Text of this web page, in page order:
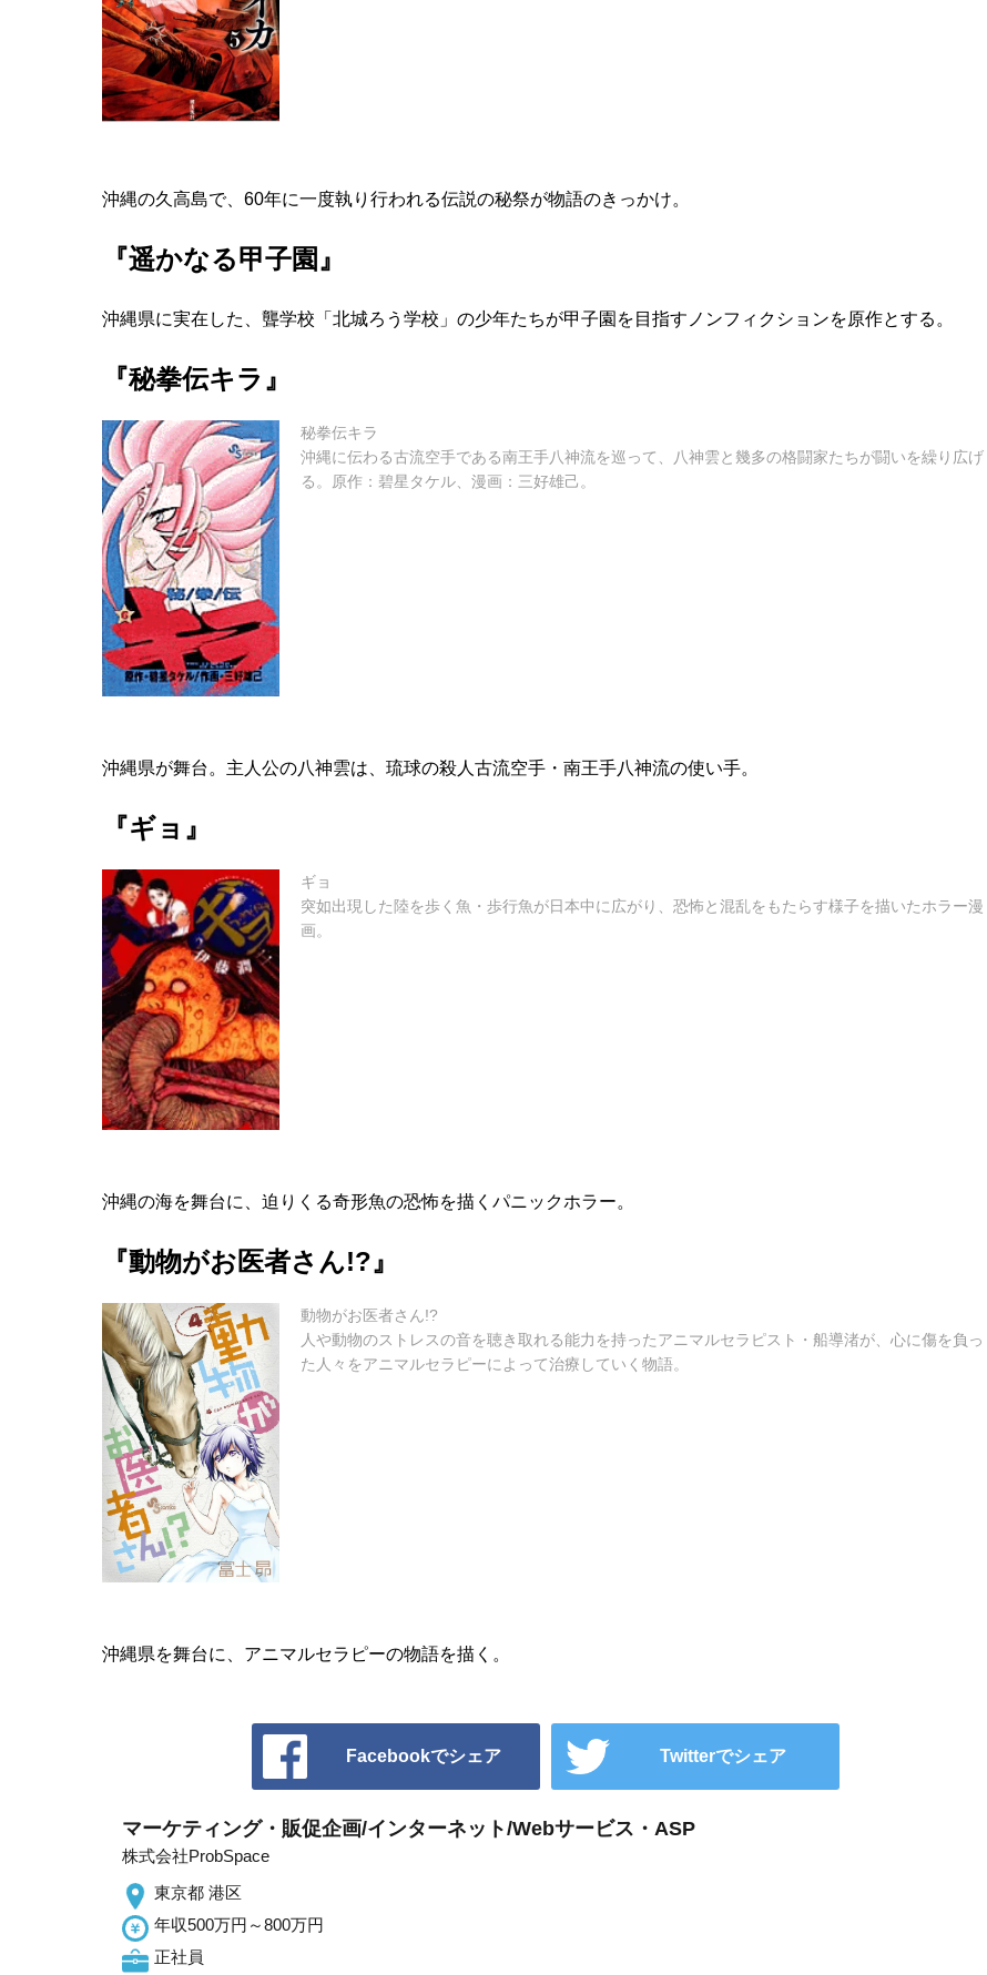
沖縄の久高島で、60年に一度執り行われる伝説の秘祭が物語のきっかけ。
『遥かなる甲子園』
沖縄県に実在した、聾学校「北城ろう学校」の少年たちが甲子園を目指すノンフィクションを原作とする。
『秘拳伝キラ』
秘拳伝キラ
沖縄に伝わる古流空手である南王手八神流を巡って、八神雲と幾多の格闘家たちが闘いを繰り広げ
る。原作：碧星タケル、漫画：三好雄己。
沖縄県が舞台。主人公の八神雲は、琉球の殺人古流空手・南王手八神流の使い手。
『ギョ』
ギョ
突如出現した陸を歩く魚・歩行魚が日本中に広がり、恐怖と混乱をもたらす様子を描いたホラー漫
画。
沖縄の海を舞台に、迫りくる奇形魚の恐怖を描くパニックホラー。
『動物がお医者さん!?』
動物がお医者さん!?
人や動物のストレスの音を聴き取れる能力を持ったアニマルセラピスト・船導渚が、心に傷を負っ
た人々をアニマルセラピーによって治療していく物語。
沖縄県を舞台に、アニマルセラピーの物語を描く。
Facebookでシェア Twitterでシェア
マーケティング・販促企画/インターネット/Webサービス・ASP
株式会社ProbSpace
東京都 港区
年収500万円～800万円
正社員